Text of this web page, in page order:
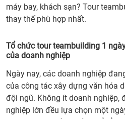
máy bay, khách sạn? Tour
thay thế phù hợp nhất.
Tổ chức tour teambuilding 1
của doanh nghiệp
Ngày nay, các doanh nghiệp
của công tác xây dựng văn hóa
đội ngũ. Không ít doanh nghiệp,
nghiệp lớn đều lựa chọn một